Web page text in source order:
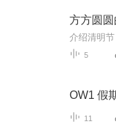
方方圆
介绍清明
5
OW1 假
11